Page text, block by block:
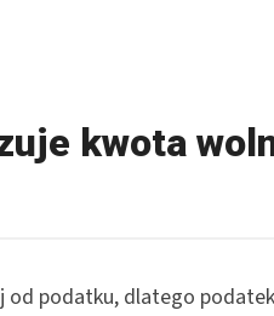
kwota
od podatku, dlatego podatek